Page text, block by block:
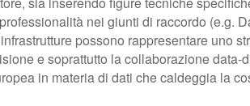
nei giunti di raccordo (e.g.
possono rappresentare uno
e soprattutto la collaborazione data-
in materia di dati che caldeggia la